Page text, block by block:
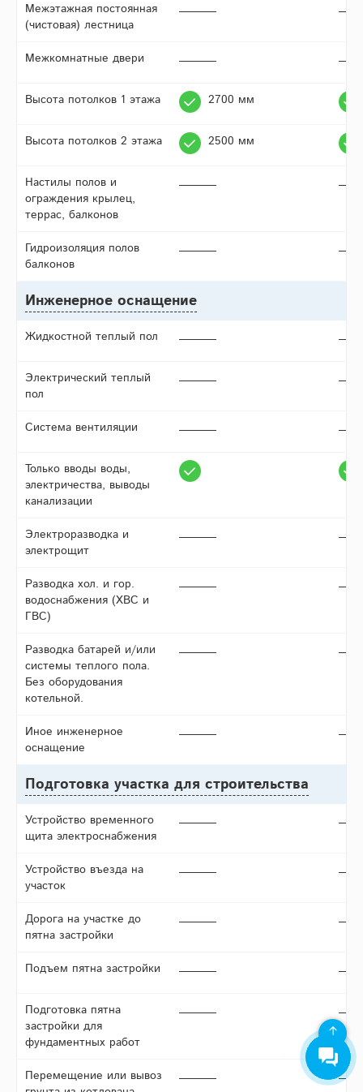
Межэтажная постоянная
(чистовая) лестница
Межкомнатные двери
Высота потолков 1 этажа 2700 мм
Высота потолков 2 этажа 2500 мм
Настилы полов и
ограждения крылец,
террас, балконов
Гидроизоляция полов
балконов
Инженерное оснащение
Жидкостной теплый пол
Электрический теплый
пол
Система вентиляции
Только вводы воды,
электричества, выводы
канализации
Электроразводка и
электрощит
Разводка хол. и гор.
водоснабжения (ХВС и
ГВС)
Разводка батарей и/или
системы теплого пола.
Без оборудования
котельной.
Иное инженерное
оснащение
Подготовка участка для строительства
Устройство временного
щита электроснабжения
Устройство въезда на
участок
Дорога на участке до
пятна застройки
Подъем пятна застройки
Подготовка пятна
застройки для
фундаментных работ
Перемещение или вывоз